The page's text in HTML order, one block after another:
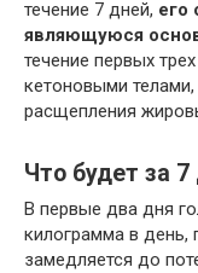
течение 7 дней, его
являющуюся
течение первых
кетоновыми
расщепления
Что будет за
В первые два дня
килограмма в день,
замедляется до